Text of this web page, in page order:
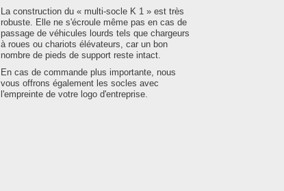
La construction du « multi-socle K 1 » est très
robuste. Elle ne s'écroule même pas en cas de
passage de véhicules lourds tels que chargeurs
à roues ou chariots élévateurs, car un bon
nombre de pieds de support reste intact.
En cas de commande plus importante, nous
vous offrons également les socles avec
l'empreinte de votre logo d'entreprise.